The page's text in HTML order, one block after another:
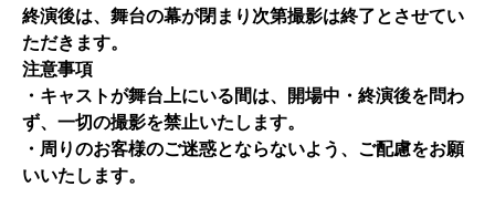
終演後は、舞台の幕が閉まり次第撮影は終了とさせてい
ただきます。
注意事項
・キャストが舞台上にいる間は、開場中・終演後を問わ
ず、一切の撮影を禁止いたします。
・周りのお客様のご迷惑とならないよう、ご配慮をお願
いいたします。